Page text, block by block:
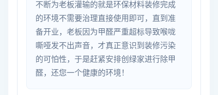
不断为老板灌输的就是环保材料装修完成
的环境不需要治理直接使用即可，直到准
备开业，老板因为甲醛严重超标导致喉咙
嘶哑发不出声音，才真正意识到装修污染
的可怕性，于是赶紧安排创绿家进行除甲
醛，还您一个健康的环境！